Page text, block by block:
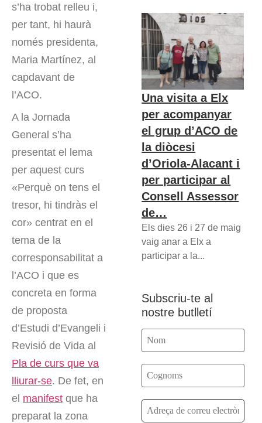
s’ha trobat relleu i,
per tant, hi haurà
només presidenta,
Maria Martínez, al
capdavant de
l’ACO.
A la Jornada
General s’ha
presentat el lema
per aquest curs
«Perquè on tens el
tresor, hi tindràs el
cor» centrat en el
tema de la
corresponsabilitat a
l’ACO i que es
concreta en forma
de proposta
d’Estudi d’Evangeli i
Revisió de Vida al
Pla de curs que va
lliurar-se. De fet, en
el manifest que ha
preparat la zona
Una visita a Elx
per acompanyar
el grup d’ACO de
la diòcesi
d’Oriola-Alacant i
per participar al
Consell Assessor
de…
Els dies 26 i 27 de maig
vaig anar a Elx a
participar a la...
Subscriu-te al
nostre butlletí